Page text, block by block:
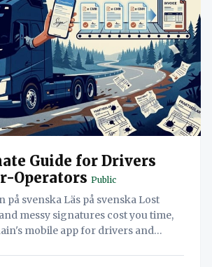
Guide for Drivers
Operators Public
Läs på svenska Lost
messy signatures cost you time,
mobile app for drivers and